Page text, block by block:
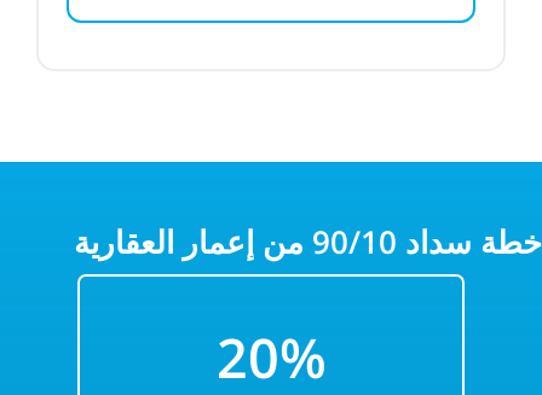
خطة سداد 90/10 من إعمار العقارية
20%